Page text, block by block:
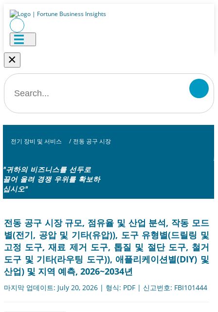
×
전기 장비 및 서비스 / 전동 공구 시장
"귀하의 비즈니스를 선두로
끌어 올려 경쟁 우위를 확보하
십시오"
전동 공구 시장 규모, 점유율 및 산업 분석, 작동 모드
별(전기, 공압 및 기타(유압)), 도구 유형별(드릴링 및
고정 도구, 재료 제거 도구, 톱질 및 절단 도구, 철거
도구 및 기타(라우팅 도구)), 애플리케이션별(DIY) 및
산업) 및 지역 예측, 2026~2034년
마지막 업데이트: July 20, 2026 | 형식: PDF | 신고번호: FBI101444